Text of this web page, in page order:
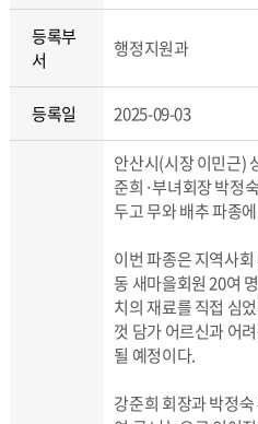
등록부
서
행정지원과
등록일 2025-09-03
안산시(시장 이민근)
준희·부녀회장 박정
두고 무와 배추 파종
이번 파종은 지역사
동 새마을회원 20여
치의 재료를 직접 심
껏 담가 어르신과 어
될 예정이다.
강준희 회장과 박정